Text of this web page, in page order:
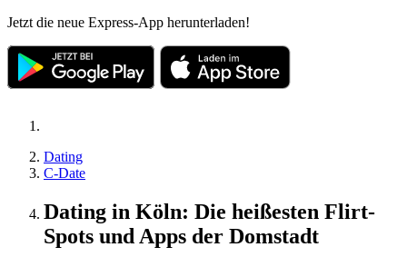
Jetzt die neue Express-App herunterladen!
Dating
C-Date
Dating in Köln: Die heißesten Flirt-
Spots und Apps der Domstadt